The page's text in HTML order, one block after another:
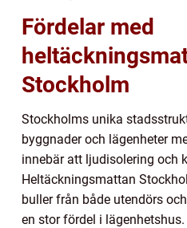
Fördelar med
Stockholm
Stockholms unika
byggnader och lägenheter
innebär att ljudisolering och
Heltäckningsmattan
buller från både utendörs
en stor fördel i